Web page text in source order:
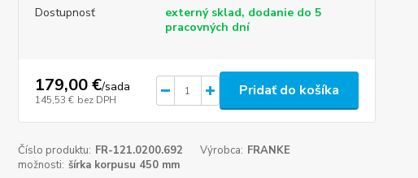
Dostupnosť
externý sklad, dodanie do 5
pracovných dní
179,00 €/sada
145,53 € bez DPH
Pridať do košíka
Číslo produktu: FR-121.0200.692 Výrobca: FRANKE
možnosti: šírka korpusu 450 mm